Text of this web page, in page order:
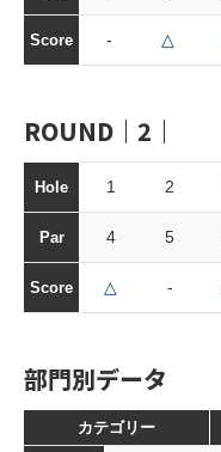
Score - △
ROUND｜2｜
Hole 1 2
Par 4 5
Score △ -
部門別データ
カテゴリー